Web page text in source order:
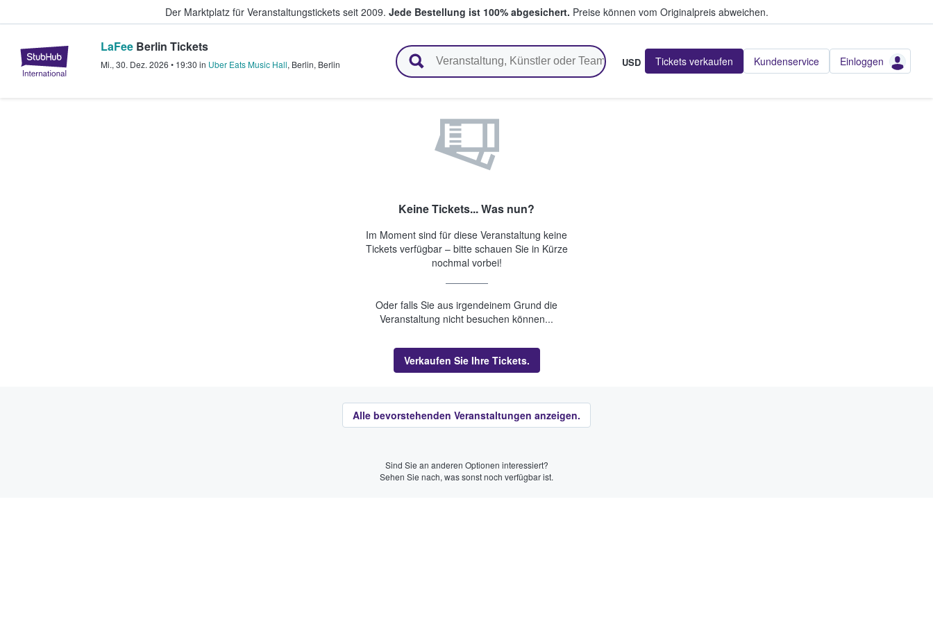
Der Marktplatz für Veranstaltungstickets seit 2009. Jede Bestellung ist 100% abgesichert. Preise können vom Originalpreis abweichen.
StubHub - Wo Fans Tickets kaufen & verkaufen
LaFee Berlin Tickets
Mi., 30. Dez. 2026 • 19:30 in Uber Eats Music Hall, Berlin, Berlin USD Tickets verkaufen Kundenservice Einloggen
Keine Tickets... Was nun?
Im Moment sind für diese Veranstaltung keine
Tickets verfügbar – bitte schauen Sie in Kürze
nochmal vorbei!
Oder falls Sie aus irgendeinem Grund die
Veranstaltung nicht besuchen können...
Verkaufen Sie Ihre Tickets.
Alle bevorstehenden Veranstaltungen anzeigen.
Sind Sie an anderen Optionen interessiert?
Sehen Sie nach, was sonst noch verfügbar ist.